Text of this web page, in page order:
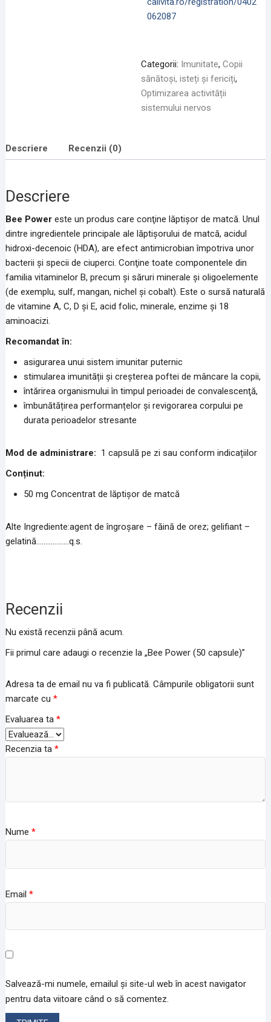
062087
Categorii: Imunitate, Copii
sănătoși, isteți și fericiți,
Optimizarea activității
sistemului nervos
Descriere Recenzii (0)
Descriere
Bee Powereste un produs care conţine lăptişor de matcă. Unul
dintre ingredientele principale ale lăptişorului de matcă, acidul
hidroxi-decenoic (HDA), are efect antimicrobian împotriva unor
bacterii şi specii de ciuperci. Conţine toate componentele din
familia vitaminelor B, precum şi săruri minerale şi oligoelemente
(de exemplu, sulf, mangan, nichel şi cobalt). Este o sursă naturală
de vitamine A, C, D şi E, acid folic, minerale, enzime şi 18
aminoacizi.
Recomandat în:
asigurarea unui sistem imunitar puternic
stimularea imunității și creșterea poftei de mâncare la copii,
întărirea organismului în timpul perioadei de convalescenţă,
îmbunătățirea performanțelor și revigorarea corpului pe
durata perioadelor stresante
Mod de administrare: 1 capsulă pe zi sau conform indicațiilor
Conținut:
50 mg Concentrat de lăptişor de matcă
Alte Ingrediente:agent de îngroşare – făină de orez; gelifiant –
gelatină………………q.s.
Recenzii
Nu există recenzii până acum.
Fii primul care adaugi o recenzie la „Bee Power (50 capsule)”
Adresa ta de email nu va fi publicată. Câmpurile obligatorii sunt
marcate cu *
Evaluarea ta *
Recenzia ta *
Nume *
Email *
Salvează-mi numele, emailul și site-ul web în acest navigator
pentru data viitoare când o să comentez.